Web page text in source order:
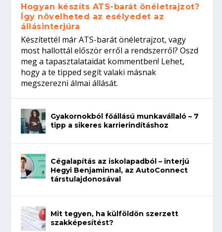
Hogyan készíts ATS-barát önéletrajzot?
Így növelheted az esélyedet az
állásinterjúra
Készítettél már ATS-barát önéletrajzot, vagy
most hallottál először erről a rendszerről? Oszd
meg a tapasztalataidat kommentben! Lehet,
hogy a te tipped segít valaki másnak
megszerezni álmai állását.
Gyakornokból főállású munkavállaló – 7
tipp a sikeres karrierindításhoz
Cégalapítás az iskolapadból – interjú
Hegyi Benjaminnal, az AutoConnect
társtulajdonosával
Mit tegyen, ha külföldön szerzett
szakképesítést?